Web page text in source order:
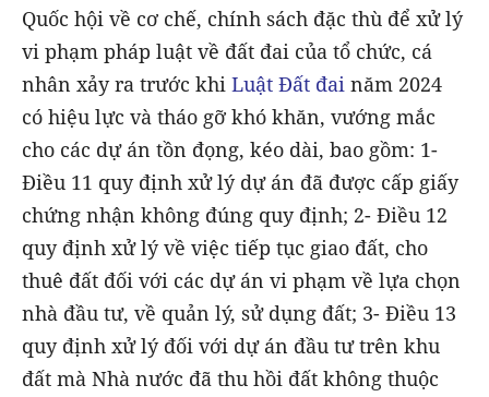
Quốc hội về cơ chế, chính sách đặc thù để xử lý
vi phạm pháp luật về đất đai của tổ chức, cá
nhân xảy ra trước khi Luật Đất đai năm 2024
có hiệu lực và tháo gỡ khó khăn, vướng mắc
cho các dự án tồn đọng, kéo dài, bao gồm: 1-
Điều 11 quy định xử lý dự án đã được cấp giấy
chứng nhận không đúng quy định; 2- Điều 12
quy định xử lý về việc tiếp tục giao đất, cho
thuê đất đối với các dự án vi phạm về lựa chọn
nhà đầu tư, về quản lý, sử dụng đất; 3- Điều 13
quy định xử lý đối với dự án đầu tư trên khu
đất mà Nhà nước đã thu hồi đất không thuộc